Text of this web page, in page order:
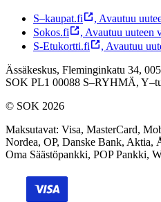
S–kaupat.fi , Avautuu
Sokos.fi
, Avautuu uuteen
S-Etukortti.fi
, Avautuu
Ässäkeskus, Fleminginkatu 34,
SOK PL1 00088 S–RYHMÄ,
© SOK 2026
Maksutavat: Visa, MasterCard,
Nordea, OP, Danske Bank, Aktia,
Oma Säästöpankki, POP Pankki,